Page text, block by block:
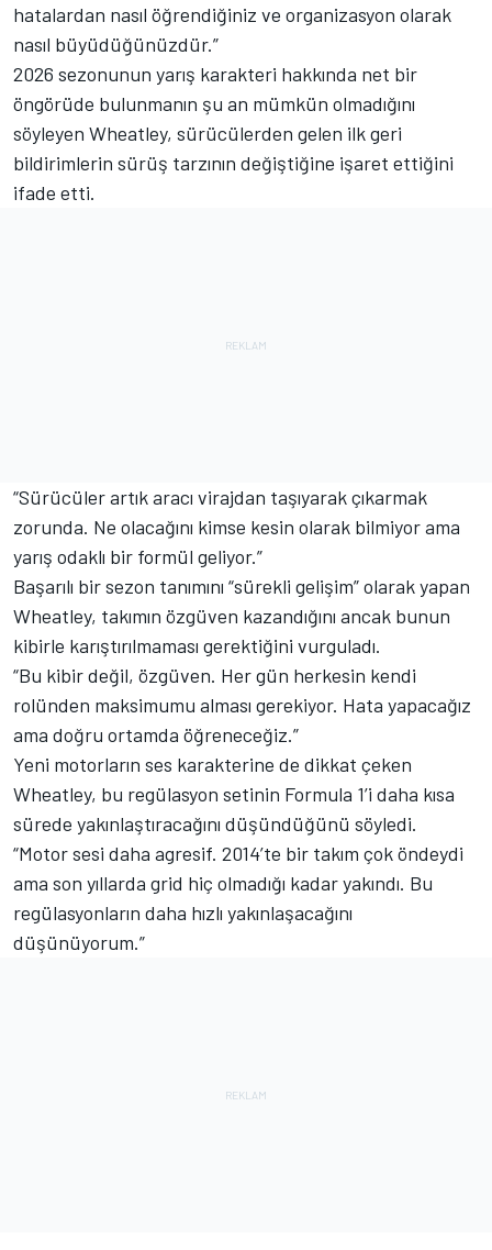
hatalardan nasıl öğrendiğiniz ve organizasyon olarak
nasıl büyüdüğünüzdür.”
2026 sezonunun yarış karakteri hakkında net bir
öngörüde bulunmanın şu an mümkün olmadığını
söyleyen Wheatley, sürücülerden gelen ilk geri
bildirimlerin sürüş tarzının değiştiğine işaret ettiğini
ifade etti.
“Sürücüler artık aracı virajdan taşıyarak çıkarmak
zorunda. Ne olacağını kimse kesin olarak bilmiyor ama
yarış odaklı bir formül geliyor.”
Başarılı bir sezon tanımını “sürekli gelişim” olarak yapan
Wheatley, takımın özgüven kazandığını ancak bunun
kibirle karıştırılmaması gerektiğini vurguladı.
“Bu kibir değil, özgüven. Her gün herkesin kendi
rolünden maksimumu alması gerekiyor. Hata yapacağız
ama doğru ortamda öğreneceğiz.”
Yeni motorların ses karakterine de dikkat çeken
Wheatley, bu regülasyon setinin Formula 1’i daha kısa
sürede yakınlaştıracağını düşündüğünü söyledi.
“Motor sesi daha agresif. 2014’te bir takım çok öndeydi
ama son yıllarda grid hiç olmadığı kadar yakındı. Bu
regülasyonların daha hızlı yakınlaşacağını
düşünüyorum.”